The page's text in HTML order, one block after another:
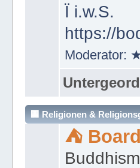
Ï i.w.S.
https://
Moderator:
🏢 Religionen &
⛺